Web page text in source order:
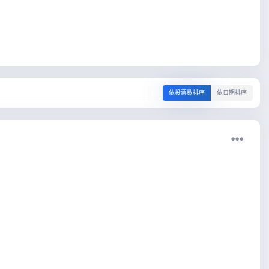
依投票数排序 依日期排序